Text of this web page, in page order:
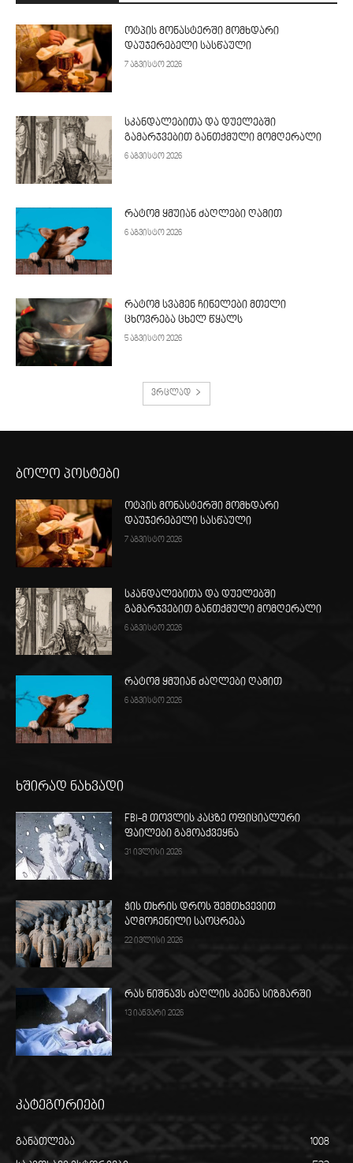
ოტპის მონასტერში მომხდარი
დაუჯერებელი სასწაული
7 აგვისტო 2026
სკანდალებითა და დუელებში
გამარჯვებით განთქმული მომღერალი
6 აგვისტო 2026
რატომ ყმუიან ძაღლები ღამით
6 აგვისტო 2026
რატომ სვამენ ჩინელები მთელი
ცხოვრება ცხელ წყალს
5 აგვისტო 2026
ვრცლად
ბოლო პოსტები
ოტპის მონასტერში მომხდარი
დაუჯერებელი სასწაული
7 აგვისტო 2026
სკანდალებითა და დუელებში
გამარჯვებით განთქმული მომღერალი
6 აგვისტო 2026
რატომ ყმუიან ძაღლები ღამით
6 აგვისტო 2026
ხშირად ნახვადი
FBI-მ თოვლის კაცზე ოფიციალური
ფაილები გამოაქვეყნა
31 ივლისი 2026
ჭის თხრის დროს შემთხვევით
აღმოჩენილი საოცრება
22 ივლისი 2026
რას ნიშნავს ძაღლის კბენა სიზმარში
13 იანვარი 2026
კატეგორიები
განათლება 1008